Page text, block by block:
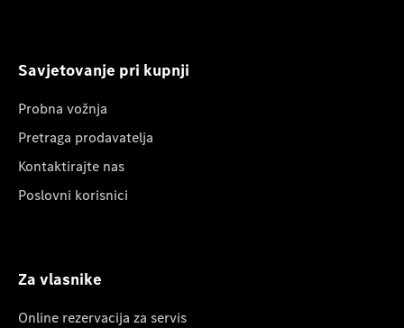
Savjetovanje pri kupnji
Probna vožnja
Pretraga prodavatelja
Kontaktirajte nas
Poslovni korisnici
Za vlasnike
Online rezervacija za servis